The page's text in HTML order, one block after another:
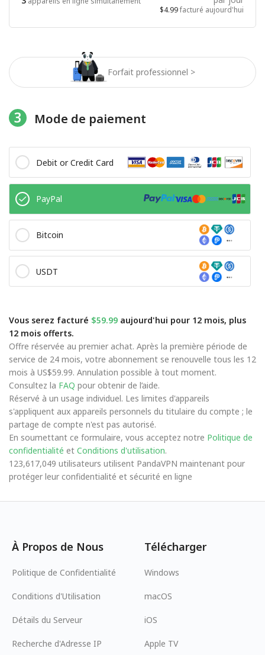
Forfait professionnel >
$4.99facturé aujourd'hui
3 Mode de paiement
Debit or Credit Card
PayPal
Bitcoin
USDT
Vous serez facturé $59.99 aujourd'hui pour 12 mois, plus
12 mois offerts.
Offre réservée au premier achat. Après la première période de
service de 24 mois, votre abonnement se renouvelle tous les 12
mois à US$59.99. Annulation possible à tout moment.
Consultez la FAQ pour obtenir de l’aide.
Réservé à un usage individuel. Les limites d'appareils
s'appliquent aux appareils personnels du titulaire du compte ; le
partage de compte n'est pas autorisé.
En soumettant ce formulaire, vous acceptez notre Politique de
confidentialité et Conditions d'utilisation.
123,617,049 utilisateurs utilisent PandaVPN maintenant pour
protéger leur confidentialité et sécurité en ligne
À Propos de Nous
Politique de Confidentialité
Conditions d'Utilisation
Détails du Serveur
Recherche d'Adresse IP
Télécharger
Windows
macOS
iOS
Apple TV